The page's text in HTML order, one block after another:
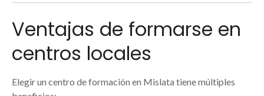
Ventajas de formarse en
centros locales
Elegir un centro de formación en Mislata tiene múltiples